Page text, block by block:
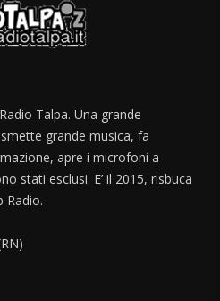
Talpa. Una grande
grande musica, fa
apre i microfoni a
stati esclusi. E’ il 2015, risbuca
Radio.